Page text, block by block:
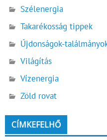
Szélenergia
Takarékosság tippek
Újdonságok-
Világítás
Vízenergia
Zöld rovat
CÍMKEFELHŐ